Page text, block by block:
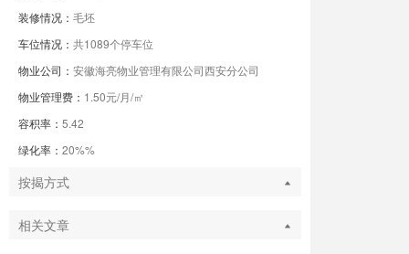
装修情况： 毛坯
车位情况： 共1089个停车位
物业公司： 安徽海亮物业管理有限公司西安分公司
物业管理费： 1.50元/月/㎡
容积率： 5.42
绿化率： 20%%
按揭方式
相关文章